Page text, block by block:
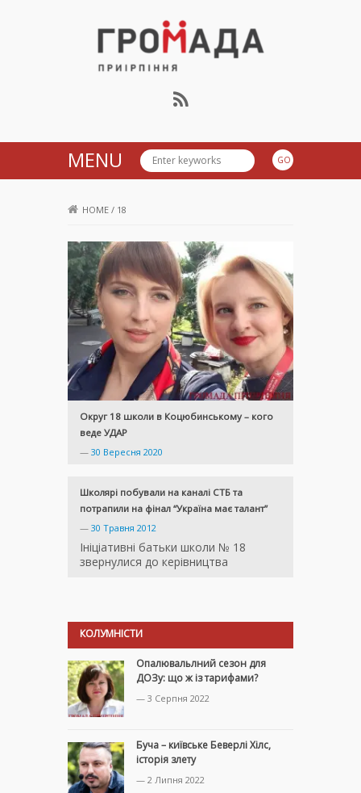
Громада Приірпіння
MENU
HOME / 18
Округ 18 школи в Коцюбинському – кого
веде УДАР
— 30 Вересня 2020
Школярі побували на каналі СТБ та
потрапили на фінал “Україна має талант”
— 30 Травня 2012
Ініціативні батьки школи № 18
звернулися до керівництва
КОЛУМНІСТИ
Опалювальлний сезон для
ДОЗу: що ж із тарифами?
— 3 Серпня 2022
Буча – київське Беверлі Хілс,
історія злету
— 2 Липня 2022